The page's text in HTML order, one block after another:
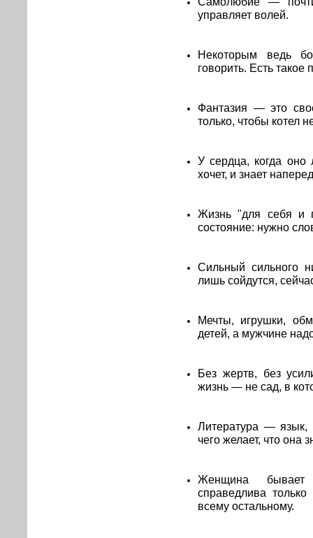
управляет волей.
Некоторым ведь
говорить. Есть такое
Фантазия — это
только, чтобы котел
У сердца, когда оно
хочет, и знает
Жизнь "для себя и
состояние: нужно
Сильный сильного
лишь сойдутся,
Мечты, игрушки,
детей, а мужчине
Без жертв, без
жизнь — не сад, в
Литература — язык,
чего желает, что она
Женщина бывает
справедлива
всему остальному.